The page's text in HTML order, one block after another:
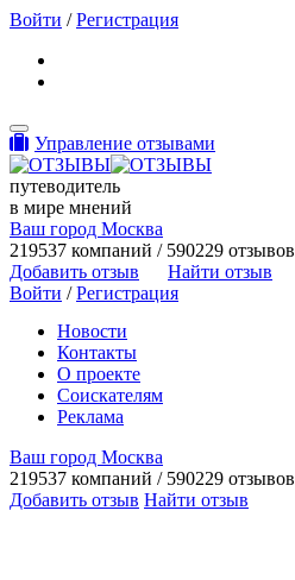
Войти /Регистрация
Toggle navigation
Управление отзывами
путеводитель
в мире мнений
Ваш город Москва
219537 компаний / 590229 отзывов
Добавить отзыв
Найти отзыв
Войти /Регистрация
Новости
Контакты
О проекте
Соискателям
Реклама
Ваш город Москва
219537 компаний / 590229 отзывов
Добавить отзыв Найти отзыв